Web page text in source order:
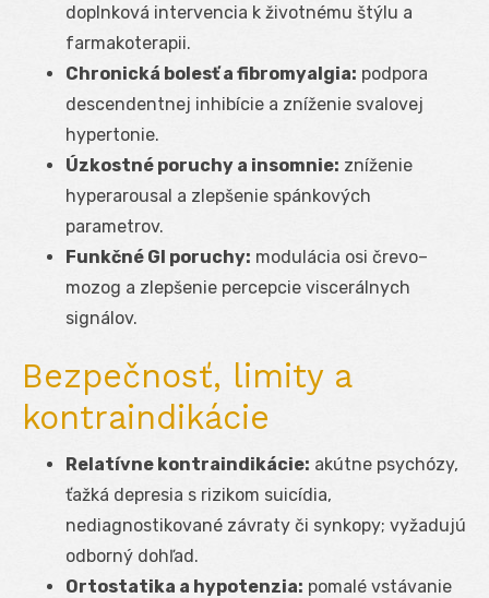
doplnková intervencia k životnému štýlu a
farmakoterapii.
Chronická bolesť a fibromyalgia: podpora
descendentnej inhibície a zníženie svalovej
hypertonie.
Úzkostné poruchy a insomnie: zníženie
hyperarousal a zlepšenie spánkových
parametrov.
Funkčné GI poruchy: modulácia osi črevo–
mozog a zlepšenie percepcie viscerálnych
signálov.
Bezpečnosť, limity a
kontraindikácie
Relatívne kontraindikácie: akútne psychózy,
ťažká depresia s rizikom suicídia,
nediagnostikované závraty či synkopy; vyžadujú
odborný dohľad.
Ortostatika a hypotenzia: pomalé vstávanie